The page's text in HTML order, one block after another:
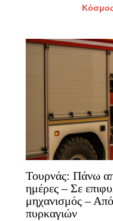
Τουρνάς: Πάνω
ημέρες – Σε
μηχανισμός –
πυρκαγιών